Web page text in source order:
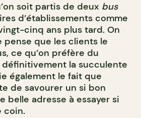
soit partis de deux bus
d’établissements comme
cinq ans plus tard. On
pense que les clients le
ce qu’on préfère du
définitivement la succulente
également le fait que
de savourer un si bon
belle adresse à essayer si
coin.